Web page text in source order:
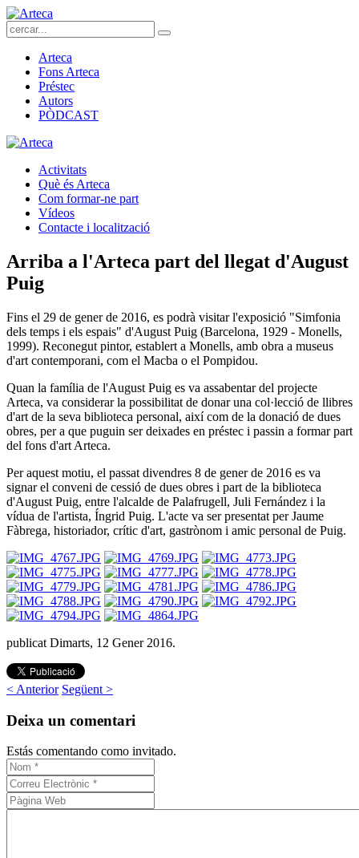
Arteca
Fons Arteca
Préstec
Autors
PÒDCAST
Activitats
Què és Arteca
Com formar-ne part
Vídeos
Contacte i localització
Arriba a l'Arteca part del llegat d'August
Puig
Fins el 29 de gener de 2016, es podrà visitar l'exposició "Simfonia
dels temps i els espais" d'August Puig (Barcelona, 1929 - Monells,
1999). Reconegut pintor, establert a Monells, amb obra a museus
d'art contemporani, com el Macba o el Pompidou.
Quan la família de l'August Puig es va assabentar del projecte
Arteca, va considerar la possibilitat de donar una col·lecció de llibres
d'art de la seva biblioteca personal, així com de la donació de dues
obres, per a que puguin ser deixades en préstec i passin a formar part
del fons d'art Arteca.
Per aquest motiu, el passat divendres 8 de gener de 2016 es va
signar el conveni de cessió de dues obres i part de la biblioteca
d'August Puig, entre l'alcalde de Palafrugell, Juli Fernández i la
vídua de l'artista, Íngrid Puig. L'acte va ser presentat per Jaume
Fàbrega, historiador, crític d'art, gastrònom i amic personal de Puig.
publicat Dimarts, 12 Gener 2016.
< Anterior Següent >
Deixa un comentari
Estás comentando como invitado.